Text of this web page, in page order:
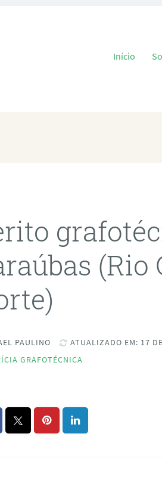
Pular para
Início
(Rio
PAULINO
ATUALIZADO EM: 17
GRAFOTÉCNICA